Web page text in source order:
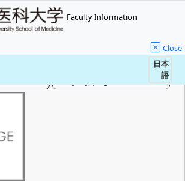
Faculty Information
Close
日本
語